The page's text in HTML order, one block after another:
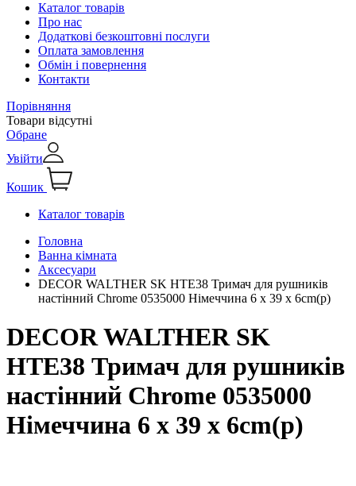
Каталог товарів
Про нас
Додаткові безкоштовні послуги
Оплата замовлення
Обмін і повернення
Контакти
Порівняння
Товари відсутні
Обране
Увійти
Кошик
Каталог товарів
Головна
Ванна кімната
Аксесуари
DECOR WALTHER SK HTE38 Тримач для рушників
настінний Chrome 0535000 Німеччина 6 x 39 x 6cm(р)
DECOR WALTHER SK
HTE38 Тримач для рушників
настінний Chrome 0535000
Німеччина 6 x 39 x 6cm(р)